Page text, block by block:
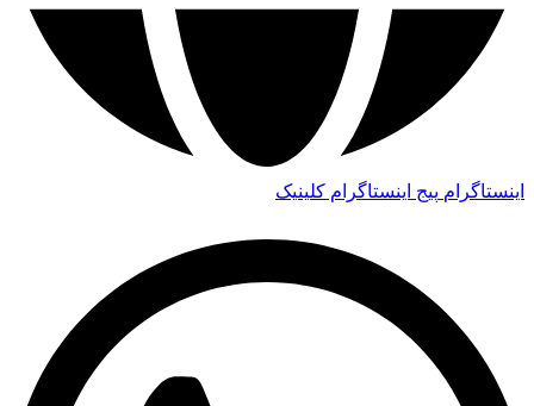
اینستاگرام پیج اینستاگرام کلینیک